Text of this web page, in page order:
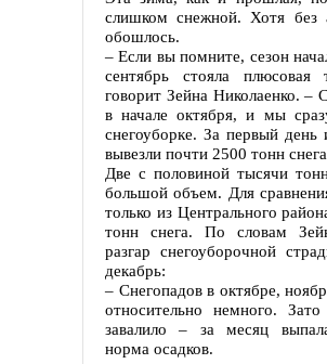
слишком снежной. Хотя без
обошлось.
– Если вы помните, сезон
сентябрь стояла плюсовая
говорит Зейна Николаенко. –
в начале октября, и мы
снегоуборке. За первый день
вывезли почти 2500 тонн
Две с половиной тысячи
большой объем. Для
только из Центрального
тонн снега. По словам
разгар снегоуборочной
декабрь:
– Снегопадов в октябре,
относительно немного.
завалило – за месяц
норма осадков.